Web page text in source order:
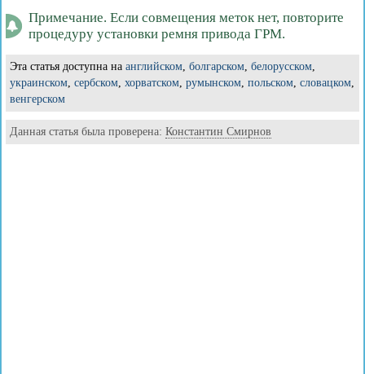
Примечание. Если совмещения меток нет, повторите
процедуру установки ремня привода ГРМ.
Эта статья доступна на английском болгарском белорусском
украинском сербском хорватском румынском польском словацком
венгерском
Данная статья была проверена: Константин Смирнов